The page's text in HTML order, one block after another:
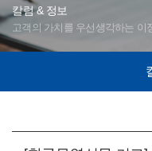
칼럼 & 정보
고객의 가치를 우선생각하는 이